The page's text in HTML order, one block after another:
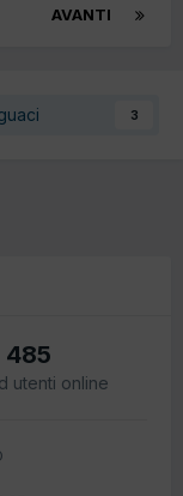
AVANTI
3
485
utenti online